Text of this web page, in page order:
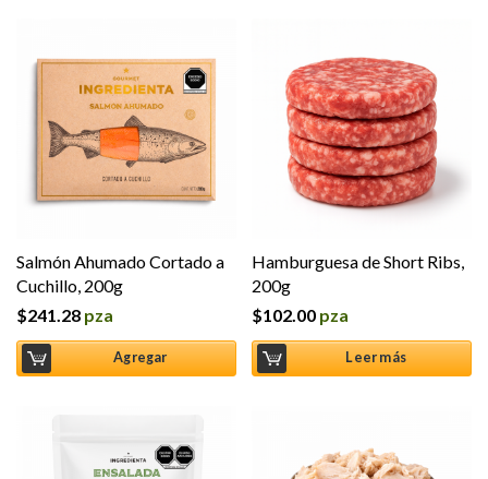
Salmón Ahumado Cortado a
Cuchillo, 200g
$241.28 pza
Agregar
Hamburguesa de Short Ribs,
200g
$102.00 pza
Leer más